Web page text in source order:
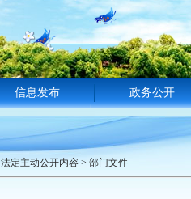
信息发布 政务公开
法定主动公开内容 > 部门文件